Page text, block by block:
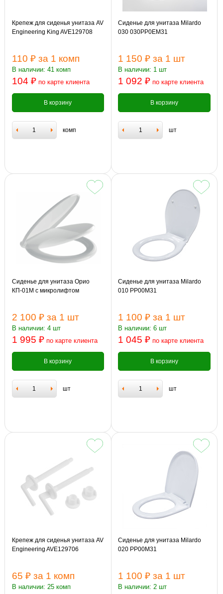
Крепеж для сиденья унитаза AV
Engineering King AVE129708
110 ₽ за 1 комп
В наличии: 41 комп
104 ₽ по карте клиента
В корзину
комп
Сиденье для унитаза Milardo
030 030PP0EM31
1 150 ₽ за 1 шт
В наличии: 1 шт
1 092 ₽ по карте клиента
В корзину
шт
Сиденье для унитаза Орио
КП-01М с микролифтом
2 100 ₽ за 1 шт
В наличии: 4 шт
1 995 ₽ по карте клиента
В корзину
шт
Сиденье для унитаза Milardo
010 PP00M31
1 100 ₽ за 1 шт
В наличии: 6 шт
1 045 ₽ по карте клиента
В корзину
шт
Крепеж для сиденья унитаза AV
Engineering AVE129706
65 ₽ за 1 комп
В наличии: 25 комп
Сиденье для унитаза Milardo
020 PP00M31
1 100 ₽ за 1 шт
В наличии: 2 шт